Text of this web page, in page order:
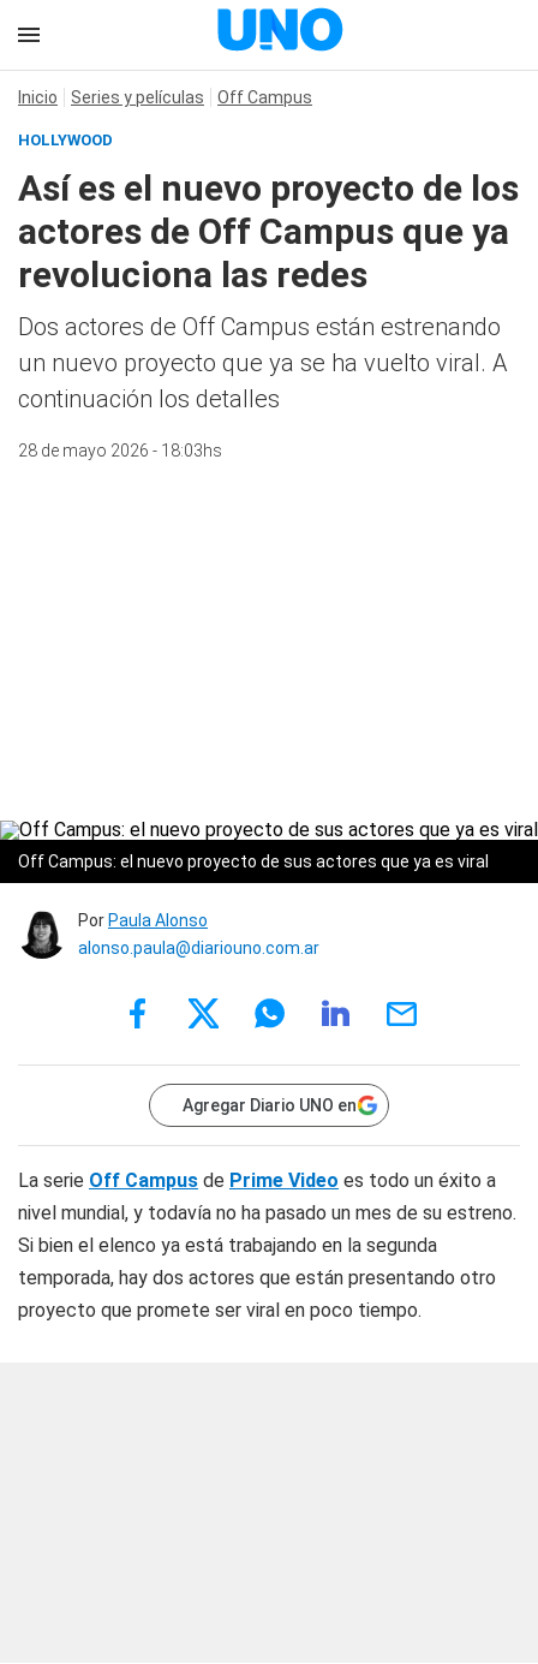
Inicio Series y películas Off Campus
HOLLYWOOD
Así es el nuevo proyecto de los
actores de Off Campus que ya
revoluciona las redes
Dos actores de Off Campus están estrenando
un nuevo proyecto que ya se ha vuelto viral. A
continuación los detalles
28 de mayo 2026 - 18:03hs
Off Campus: el nuevo proyecto de sus actores que ya es viral
Por Paula Alonso
alonso.paula@diariouno.com.ar
Agregar Diario UNO en
La serie Off Campus de Prime Video es todo un éxito a
nivel mundial, y todavía no ha pasado un mes de su estreno.
Si bien el elenco ya está trabajando en la segunda
temporada, hay dos actores que están presentando otro
proyecto que promete ser viral en poco tiempo.